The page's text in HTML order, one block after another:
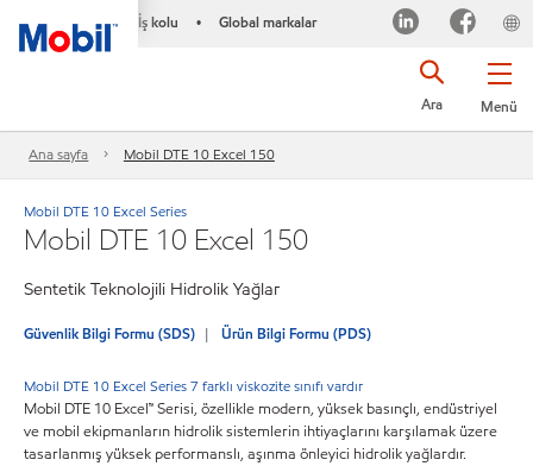
İş kolu • Global markalar
Menü
Ara
Ana sayfa Mobil DTE 10 Excel 150
Mobil DTE 10 Excel Series
Mobil DTE 10 Excel 150
Sentetik Teknolojili Hidrolik Yağlar
Güvenlik Bilgi Formu (SDS) Ürün Bilgi Formu (PDS)
Mobil DTE 10 Excel Series 7 farklı viskozite sınıfı vardır
Mobil DTE 10 Excel™ Serisi, özellikle modern, yüksek basınçlı, endüstriyel
ve mobil ekipmanların hidrolik sistemlerin ihtiyaçlarını karşılamak üzere
tasarlanmış yüksek performanslı, aşınma önleyici hidrolik yağlardır.